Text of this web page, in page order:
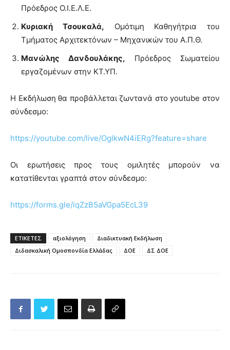
Πρόεδρος Ο.Ι.Ε.Λ.Ε.
Κυριακή Τσουκαλά, Ομότιμη Καθηγήτρια του
Τμήματος Αρχιτεκτόνων – Μηχανικών του Α.Π.Θ.
Μανώλης Δανδουλάκης, Πρόεδρος Σωματείου
εργαζομένων στην ΚΤ.ΥΠ.
Η Εκδήλωση θα προβάλλεται ζωντανά στο youtube στον
σύνδεσμο:
https://youtube.com/live/OglkwN4iERg?feature=share
Οι ερωτήσεις προς τους ομιλητές μπορούν να
κατατίθενται γραπτά στον σύνδεσμο:
https://forms.gle/iqZzB5aVGpa5EcL39
ΕΤΙΚΕΤΕΣ αξιολόγηση
Διαδικτυακή Εκδήλωση
Διδασκαλική Ομοσπονδία Ελλάδας
ΔΟΕ ΔΣ ΔΟΕ